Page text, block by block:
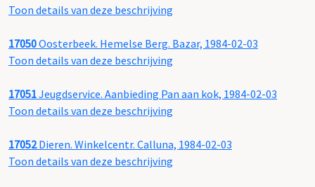
Toon details van deze beschrijving
17050Oosterbeek. Hemelse Berg. Bazar, 1984-02-03
Toon details van deze beschrijving
17051Jeugdservice. Aanbieding Pan aan kok, 1984-02-03
Toon details van deze beschrijving
17052Dieren. Winkelcentr. Calluna, 1984-02-03
Toon details van deze beschrijving